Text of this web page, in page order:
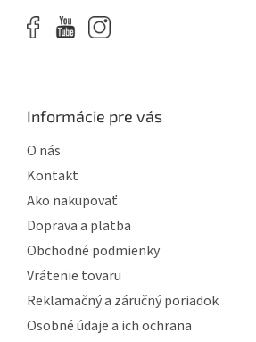
Informácie pre vás
O nás
Kontakt
Ako nakupovať
Doprava a platba
Obchodné podmienky
Vrátenie tovaru
Reklamačný a záručný poriadok
Osobné údaje a ich ochrana